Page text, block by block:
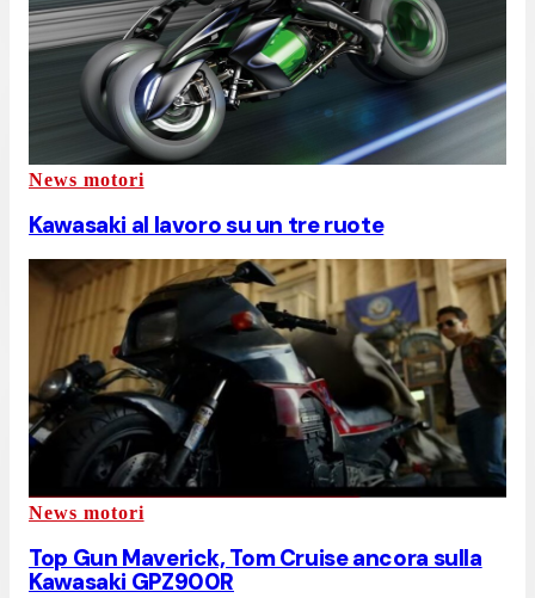
News motori
Kawasaki al lavoro su un tre ruote
News motori
Top Gun Maverick, Tom Cruise ancora sulla
Kawasaki GPZ900R